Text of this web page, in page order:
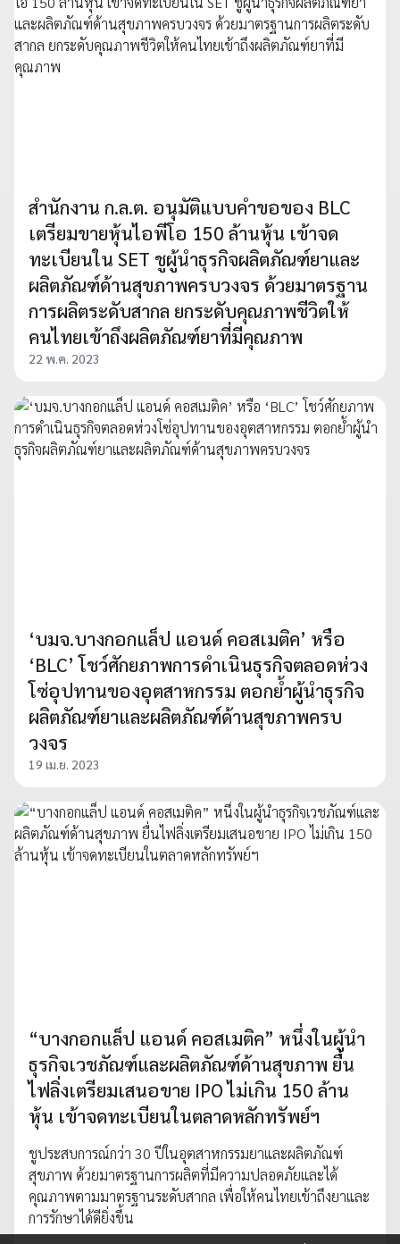
สำนักงาน ก.ล.ต. อนุมัติแบบคำขอของ BLC
เตรียมขายหุ้นไอพีโอ 150 ล้านหุ้น เข้าจด
ทะเบียนใน SET ชูผู้นำธุรกิจผลิตภัณฑ์ยาและ
ผลิตภัณฑ์ด้านสุขภาพครบวงจร ด้วยมาตรฐาน
การผลิตระดับสากล ยกระดับคุณภาพชีวิตให้
คนไทยเข้าถึงผลิตภัณฑ์ยาที่มีคุณภาพ
22 พ.ค. 2023
‘บมจ.บางกอกแล็ป แอนด์ คอสเมติค’ หรือ
‘BLC’ โชว์ศักยภาพการดำเนินธุรกิจตลอดห่วง
โซ่อุปทานของอุตสาหกรรม ตอกย้ำผู้นำธุรกิจ
ผลิตภัณฑ์ยาและผลิตภัณฑ์ด้านสุขภาพครบ
วงจร
19 เม.ย. 2023
“บางกอกแล็ป แอนด์ คอสเมติค” หนึ่งในผู้นำ
ธุรกิจเวชภัณฑ์และผลิตภัณฑ์ด้านสุขภาพ ยื่น
ไฟลิ่งเตรียมเสนอขาย IPO ไม่เกิน 150 ล้าน
หุ้น เข้าจดทะเบียนในตลาดหลักทรัพย์ฯ
ชูประสบการณ์กว่า 30 ปีในอุตสาหกรรมยาและผลิตภัณฑ์
สุขภาพ ด้วยมาตรฐานการผลิตที่มีความปลอดภัยและได้
คุณภาพตามมาตรฐานระดับสากล เพื่อให้คนไทยเข้าถึงยาและ
การรักษาได้ดียิ่งขึ้น